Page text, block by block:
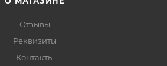
Отзывы
Реквизиты
Контакты